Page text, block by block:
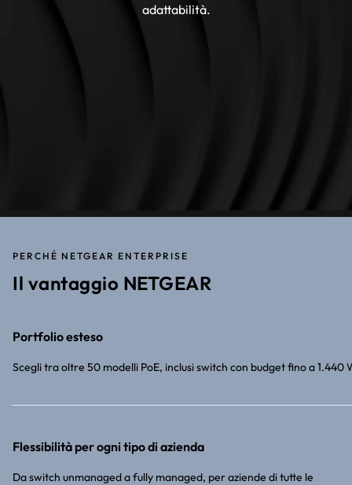
adattabilità.
PERCHÉ NETGEAR ENTERPRISE
Il vantaggio NETGEAR
Portfolio esteso
Scegli tra oltre 50 modelli PoE, inclusi switch con budget fino a 1.440
Flessibilità per ogni tipo di azienda
Da switch unmanaged a fully managed, per aziende di tutte le